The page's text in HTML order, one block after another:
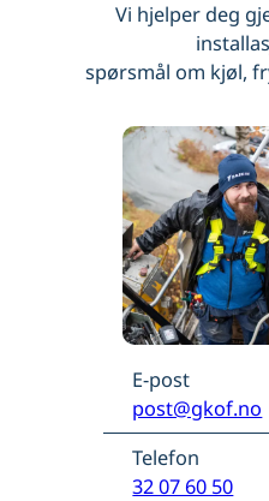
Vi hjelper deg
spørsmål om kjøl,
E-post
post@gkof.no
Telefon
32 07 60 50